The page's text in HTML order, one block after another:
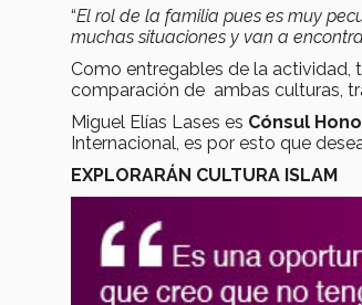
“El rol de la familia pues es muy
muchas situaciones y van a
Como entregables de la actividad,
comparación de ambas culturas,
Miguel Elías Lases es Cónsul
Internacional, es por esto que
EXPLORARÁN CULTURA ISLAM